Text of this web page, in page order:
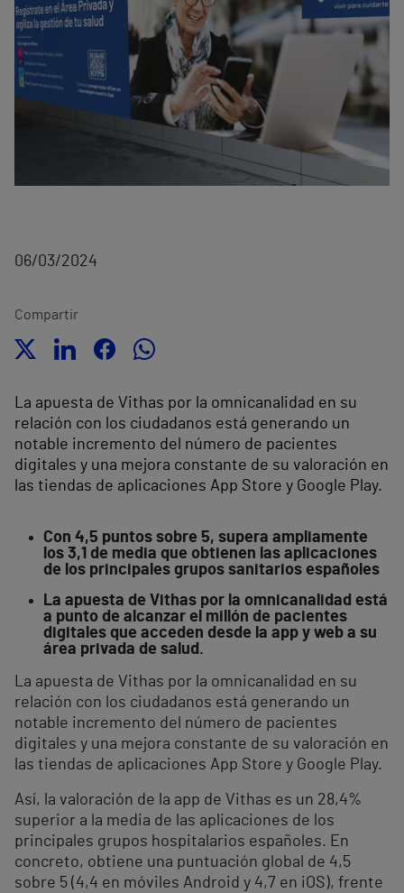
06/03/2024
Compartir
La apuesta de Vithas por la omnicanalidad en su
relación con los ciudadanos está generando un
notable incremento del número de pacientes
digitales y una mejora constante de su valoración en
las tiendas de aplicaciones App Store y Google Play.
Con 4,5 puntos sobre 5, supera ampliamente
los 3,1 de media que obtienen las aplicaciones
de los principales grupos sanitarios españoles
La apuesta de Vithas por la omnicanalidad está
a punto de alcanzar el millón de pacientes
digitales que acceden desde la app y web a su
área privada de salud.
La apuesta de Vithas por la omnicanalidad en su
relación con los ciudadanos está generando un
notable incremento del número de pacientes
digitales y una mejora constante de su valoración en
las tiendas de aplicaciones App Store y Google Play.
Así, la valoración de la app de Vithas es un 28,4%
superior a la media de las aplicaciones de los
principales grupos hospitalarios españoles. En
concreto, obtiene una puntuación global de 4,5
sobre 5 (4,4 en móviles Android y 4,7 en iOS), frente